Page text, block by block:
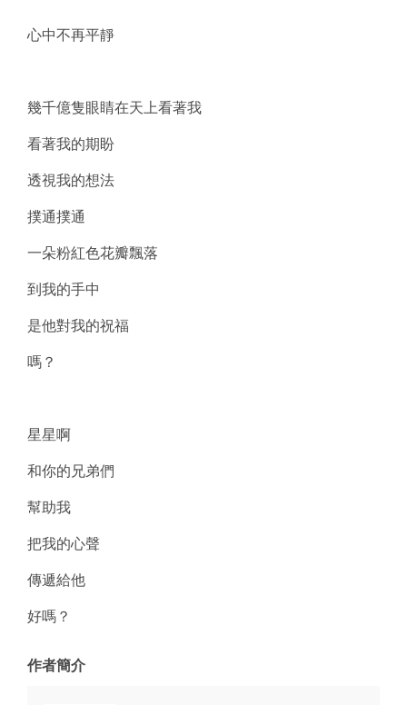
心中不再平靜
幾千億隻眼睛在天上看著我
看著我的期盼
透視我的想法
撲通撲通
一朵粉紅色花瓣飄落
到我的手中
是他對我的祝福
嗎？
星星啊
和你的兄弟們
幫助我
把我的心聲
傳遞給他
好嗎？
作者簡介